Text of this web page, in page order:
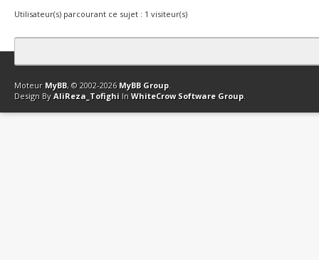
Utilisateur(s) parcourant ce sujet : 1 visiteur(s)
Contact Club Affiliation Retourner en haut Version bas-débit
Moteur MyBB, © 2002-2026 MyBB Group.
Design By AliReza_Tofighi In WhiteCrow Software Group.